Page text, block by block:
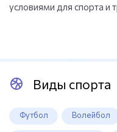
условиями для спорта и
Виды спорта
Футбол Волейбол